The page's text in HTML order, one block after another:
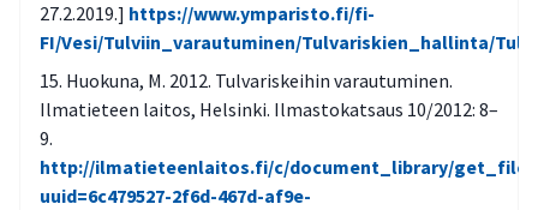
27.2.2019.] https://www.ymparisto.fi/fi-
FI/Vesi/Tulviin_varautuminen/Tulvariskien_hallinta/
Huokuna, M. 2012. Tulvariskeihin varautuminen.
Ilmatieteen laitos, Helsinki. Ilmastokatsaus 10/2012: 8–
9.
http://ilmatieteenlaitos.fi/c/document_library/get_file?
uuid=6c479527-2f6d-467d-af9e-